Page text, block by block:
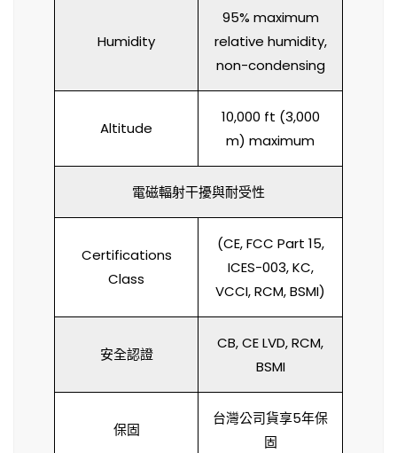
Humidity
95% maximum
relative humidity,
non-condensing
Altitude
10,000 ft (3,000
m) maximum
電磁輻射干擾與耐受性
Certifications
Class
(CE, FCC Part 15,
ICES-003, KC,
VCCI, RCM, BSMI)
安全認證
CB, CE LVD, RCM,
BSMI
保固
台灣公司貨享5年保
固